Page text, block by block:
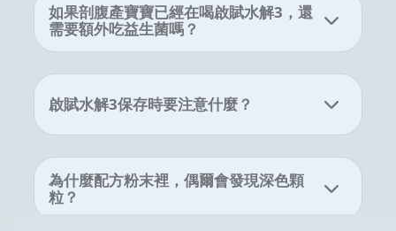
如果剖腹產寶寶已經在喝啟賦水解3，還
需要額外吃益生菌嗎？
啟賦水解3保存時要注意什麼？
為什麼配方粉末裡，偶爾會發現深色顆
粒？